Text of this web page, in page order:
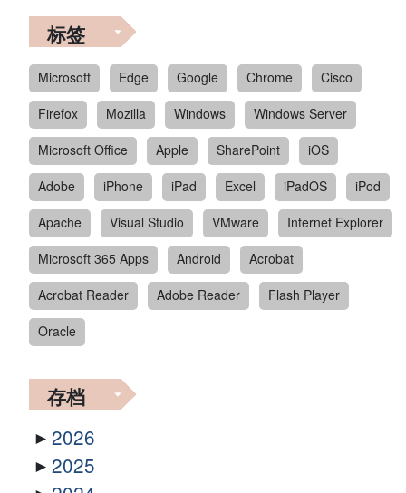
标签
Microsoft Edge Google Chrome
Cisco
Firefox
Mozilla Windows
Windows Server
Microsoft Office
Apple SharePoint
iOS
Adobe
iPhone iPad Excel iPadOS
iPod
Apache
Visual Studio VMware
Internet Explorer
Microsoft 365 Apps
Android
Acrobat
Acrobat Reader
Adobe Reader
Flash Player
Oracle
存档
2026
2025